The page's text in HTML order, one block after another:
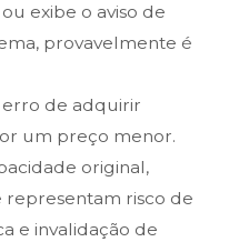
exibe o aviso de
provavelmente é
de adquirir
um preço menor.
original,
representam risco de
e invalidação de